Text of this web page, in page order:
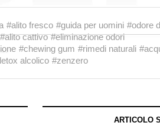
#alito fresco #guida per uomini #odore
#alito cattivo #eliminazione odori
#chewing gum #rimedi naturali
alcolico #zenzero
ARTICOLO